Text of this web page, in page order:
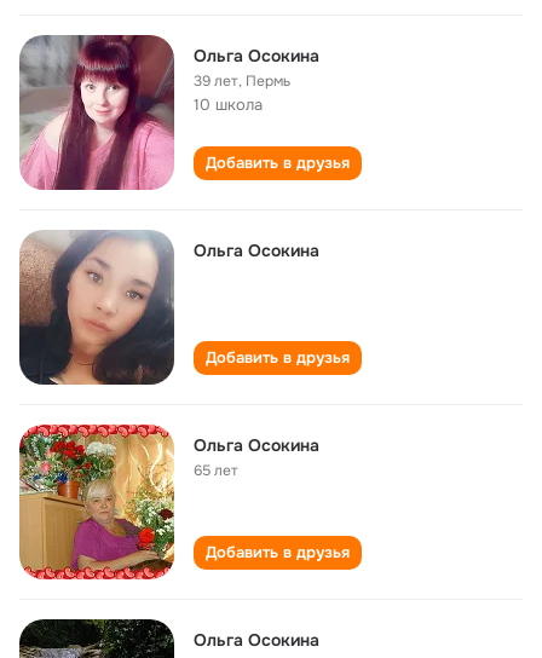
Ольга Oсокина
39 лет, Пермь
10 школа
Добавить в друзья
Ольга Осокина
Добавить в друзья
Ольга Осокина
65 лет
Добавить в друзья
Ольга Осокина